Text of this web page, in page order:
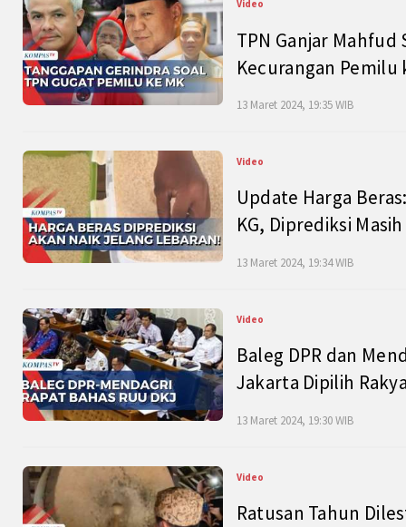
Video
TPN Ganjar Mahfud
Kecurangan Pemilu
13 Maret 2024, 19:35 WIB
Video
Update Harga
KG, Diprediksi
13 Maret 2024, 19:34 WIB
Video
Baleg DPR dan
Jakarta Dipilih
13 Maret 2024, 19:30 WIB
Video
Ratusan Tahun